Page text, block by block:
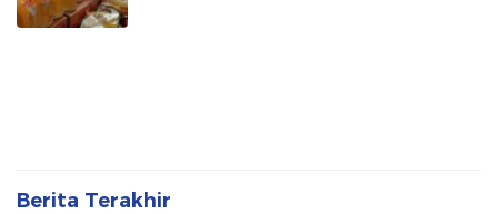
Berita Terakhir